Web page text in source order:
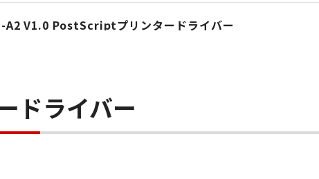
A2 V1.0 PostScriptプリンタードライバー
ドライバー